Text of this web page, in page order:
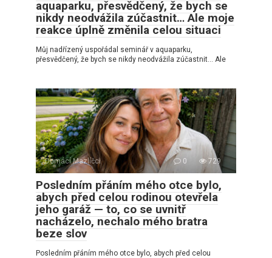
aquaparku, přesvědčený, že bych se
nikdy neodvážila zúčastnit… Ale moje
reakce úplně změnila celou situaci
Můj nadřízený uspořádal seminář v aquaparku,
přesvědčený, že bych se nikdy neodvážila zúčastnit… Ale
Domácí Mazlíčci 0 729
Posledním přáním mého otce bylo,
abych před celou rodinou otevřela
jeho garáž — to, co se uvnitř
nacházelo, nechalo mého bratra
beze slov
Posledním přáním mého otce bylo, abych před celou